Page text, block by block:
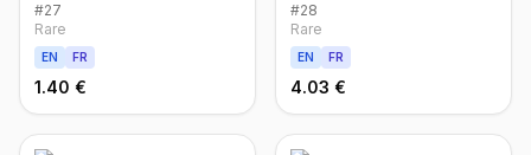
#27
Rare
EN FR
1.40 €
#28
Rare
EN FR
4.03 €